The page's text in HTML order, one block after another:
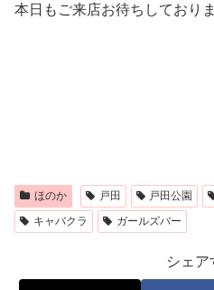
本日もご来店お待ちしており
ほのか 戸田 戸田公園
キャバクラ
ガールズバー
シェア